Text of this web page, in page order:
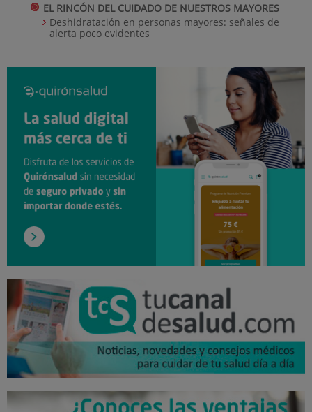
EL RINCÓN DEL CUIDADO DE NUESTROS MAYORES
Deshidratación en personas mayores: señales de
alerta poco evidentes